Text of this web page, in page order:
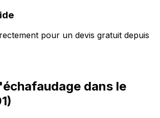
pour un devis gratuit depuis
dans le
)